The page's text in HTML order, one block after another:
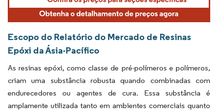
Escopo do Relatório do Mercado de Resinas
Epóxi da Ásia-Pacífico
As resinas epóxi, como classe de pré-polímeros e polímeros,
criam uma substância robusta quando combinadas com
endurecedores ou agentes de cura. Essa substância é
amplamente utilizada tanto em ambientes comerciais quanto